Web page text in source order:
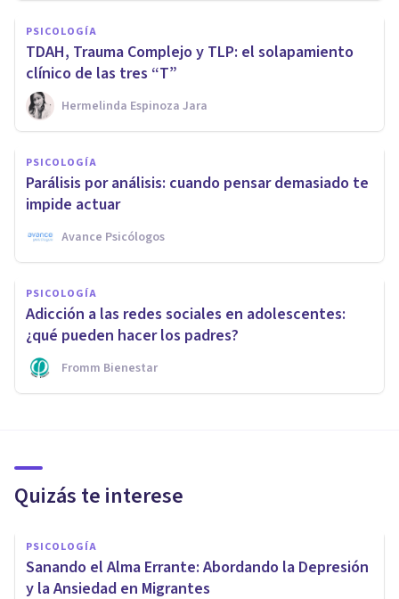
PSICOLOGÍA
TDAH, Trauma Complejo y TLP: el solapamiento
clínico de las tres “T”
Hermelinda Espinoza Jara
PSICOLOGÍA
Parálisis por análisis: cuando pensar demasiado te
impide actuar
Avance Psicólogos
PSICOLOGÍA
Adicción a las redes sociales en adolescentes:
¿qué pueden hacer los padres?
Fromm Bienestar
Quizás te interese
PSICOLOGÍA
Sanando el Alma Errante: Abordando la Depresión
y la Ansiedad en Migrantes